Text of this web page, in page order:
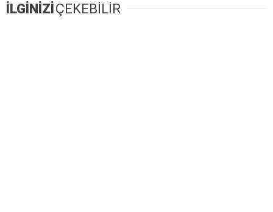
İLGİNİZİÇEKEBİLİR